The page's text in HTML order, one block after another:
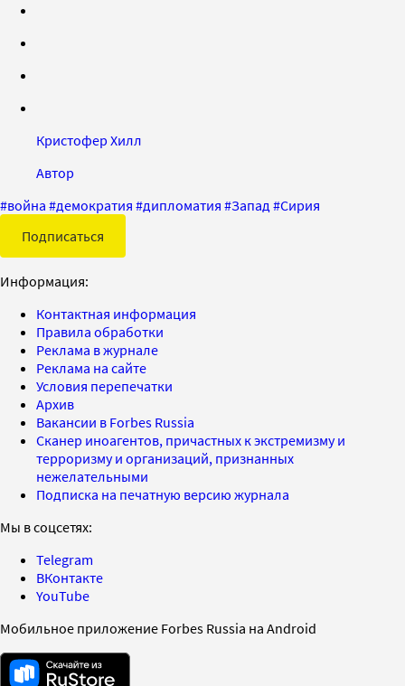
Кристофер Хилл
Автор
#война #демократия #дипломатия #Запад #Сирия
Подписаться
Информация:
Контактная информация
Правила обработки
Реклама в журнале
Реклама на сайте
Условия перепечатки
Архив
Вакансии в Forbes Russia
Сканер иноагентов, причастных к экстремизму и
терроризму и организаций, признанных
нежелательными
Подписка на печатную версию журнала
Мы в соцсетях:
Telegram
ВКонтакте
YouTube
Мобильное приложение Forbes Russia на Android